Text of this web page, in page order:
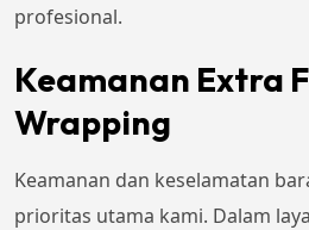
profesional.
Keamanan Extra
Wrapping
Keamanan dan keselamatan
prioritas utama kami. Dalam